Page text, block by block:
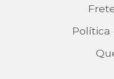
Política